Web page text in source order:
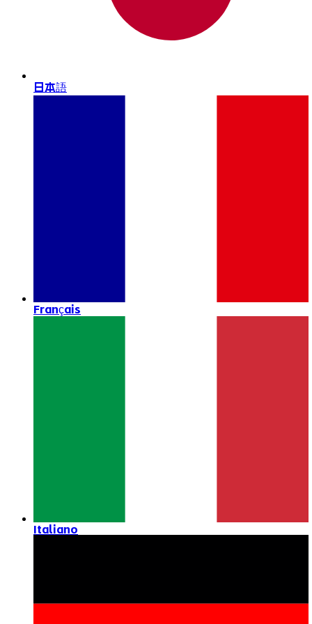
日本語
Français
Italiano